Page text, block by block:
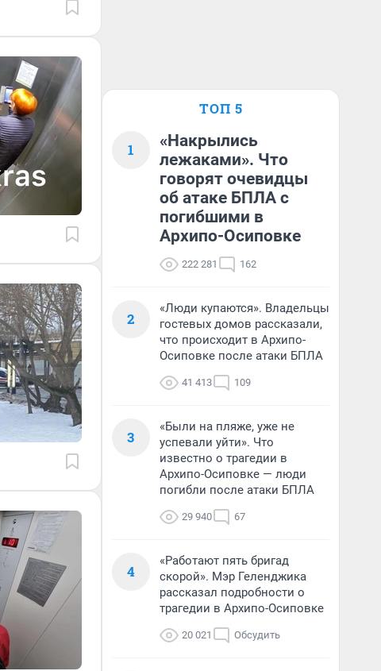
ТОП 5
1
«Накрылись
лежаками». Что
говорят очевидцы
об атаке БПЛА с
погибшими в
Архипо-Осиповке
222 281 162
2
«Люди купаются». Владельцы
гостевых домов рассказали,
что происходит в Архипо-
Осиповке после атаки БПЛА
41 413 109
3
«Были на пляже, уже не
успевали уйти». Что
известно о трагедии в
Архипо-Осиповке — люди
погибли после атаки БПЛА
29 940 67
4
«Работают пять бригад
скорой». Мэр Геленджика
рассказал подробности о
трагедии в Архипо-Осиповке
20 021 Обсудить